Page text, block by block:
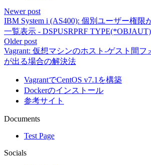
Newer post
IBM System i (AS400): 個別ユーザー権限
一覧表示 - DSPUSRPRF TYPE(*OBJAUT)
Older post
Vagrant: 仮想マシンのホスト-ゲスト間フ
が出る場合の解決法
VagrantでCentOS v7.1を構築
Dockerのインストール
参考サイト
Documents
Test Page
Socials